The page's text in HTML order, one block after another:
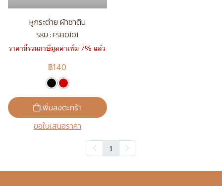
หูกระต่าย ผ้าซาติน
SKU : FSB0101
ราคานี้รวมภาษีมูลค่าเพิ่ม 7% แล้ว
฿140
เพิ่มลงตะกร้า
ขอใบเสนอราคา
1